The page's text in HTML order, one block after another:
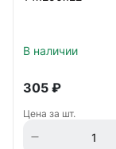
В наличии
305 ₽
Цена за шт.